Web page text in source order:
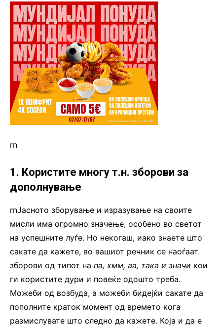
rn
1. Користите многу т.н. зборови за
дополнување
rnЈасното зборување и изразување на своите
мисли има огромно значење, особено во светот
на успешните луѓе. Но некогаш, иако знаете што
сакате да кажете, во вашиот речник се наоѓаат
зборови од типот на па, хмм, аа, така и значи кои
ги користите дури и повеќе одошто треба.
Можеби од возбуда, а можеби бидејќи сакате да
пополните краток момент од времето кога
размислувате што следно да кажете. Која и да е